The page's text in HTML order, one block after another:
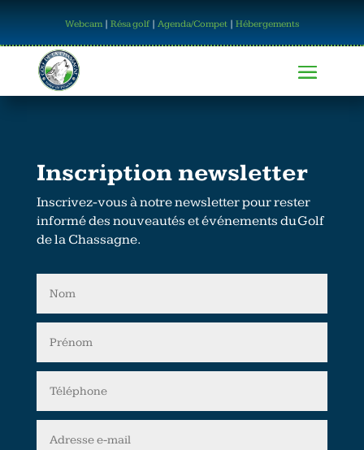
Webcam| Résa golf| Agenda/Compet| Hébergements
Inscription newsletter
Inscrivez-vous à notre newsletter pour rester
informé des nouveautés et événements du Golf
de la Chassagne.